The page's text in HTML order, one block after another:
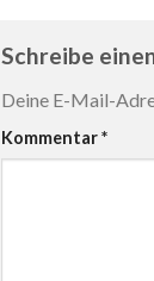
Schreibe
Deine E-Mail-
Kommentar*